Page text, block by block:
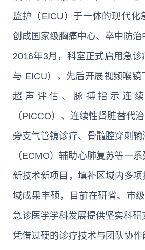
监护（EICU）于一体的现代化
创成国家级胸痛中心、卒中防治
2016年3月，科室正式启用急
与 EICU），先后开展视频喉镜
超声评估、脉搏指示连
（PICCO）、连续性肾脏替代
旁支气管镜诊疗、骨髓腔穿刺
（ECMO）辅助心肺复苏等一
新技术新项目，填补区域内多
域成果丰硕，目前在研省、市
急诊医学学科发展提供坚实科研
凭借过硬的诊疗技术与团队协